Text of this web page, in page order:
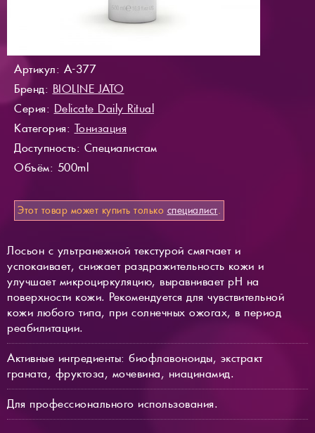
Артикул: A-377
Бренд: BIOLINE JATO
Серия: Delicate Daily Ritual
Категория: Тонизация
Доступность: Специалистам
Объём: 500ml
Этот товар может купить только специалист.
Лосьон с ультранежной текстурой смягчает и
успокаивает, снижает раздражительность кожи и
улучшает микроциркуляцию, выравнивает pH на
поверхности кожи. Рекомендуется для чувствительной
кожи любого типа, при солнечных ожогах, в период
реабилитации.
Активные ингредиенты: биофлавоноиды, экстракт
граната, фруктоза, мочевина, ниацинамид.
Для профессионального использования.